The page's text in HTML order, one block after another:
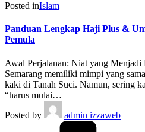
Posted inIslam
Panduan Lengkap Haji Plus &
Pemula
Awal Perjalanan: Niat yang Menjadi
Semarang memiliki mimpi yang
kaki di Tanah Suci. Namun, sering
“harus mulai…
Posted by
admin izzaweb